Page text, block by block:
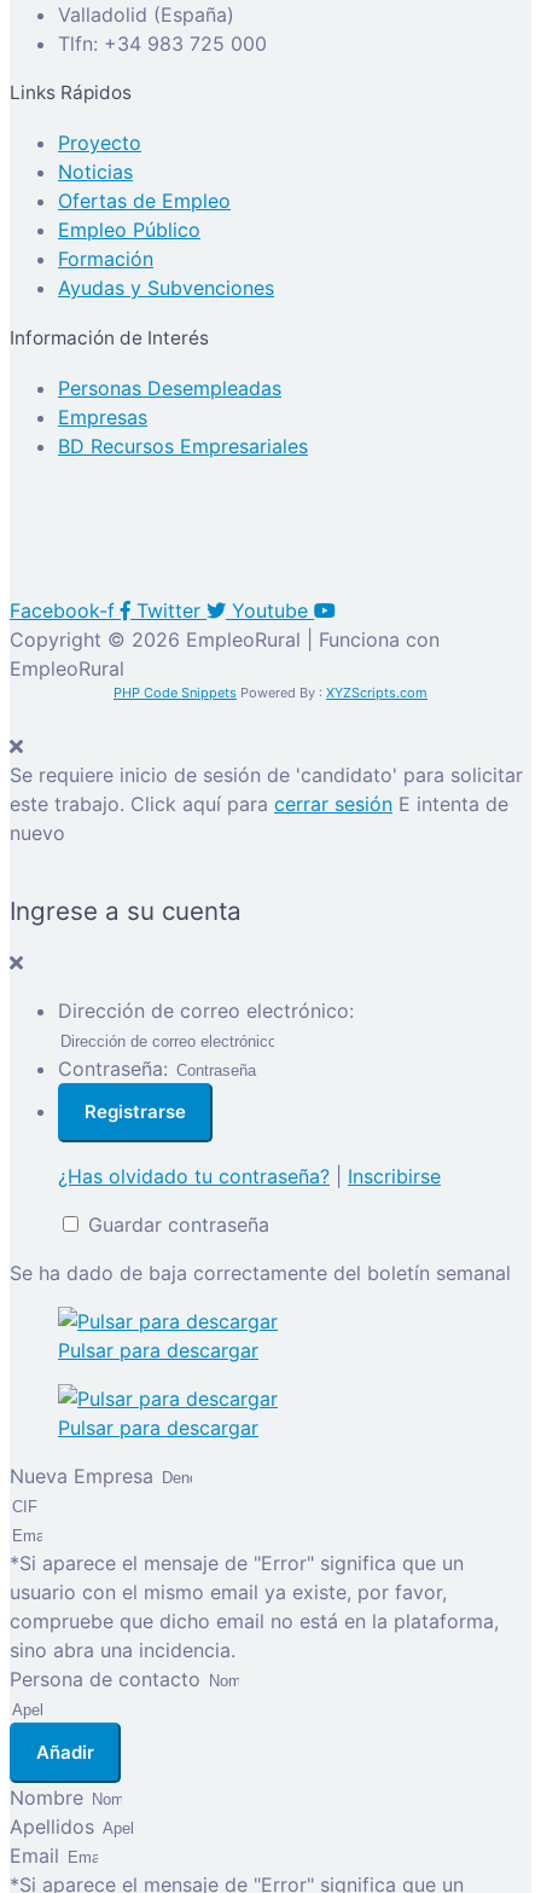
Valladolid (España)
Tlfn: +34 983 725 000
Links Rápidos
Proyecto
Noticias
Ofertas de Empleo
Empleo Público
Formación
Ayudas y Subvenciones
Información de Interés
Personas Desempleadas
Empresas
BD Recursos Empresariales
Facebook-f Twitter
Youtube
Copyright © 2026 EmpleoRural | Funciona con
EmpleoRural
PHP Code Snippets Powered By : XYZScripts.com
Se requiere inicio de sesión de 'candidato' para solicitar
este trabajo. Click aquí para cerrar sesión E intenta de
nuevo
Ingrese a su cuenta
Dirección de correo electrónico:
Contraseña:
¿Has olvidado tu contraseña?
Inscribirse
Guardar contraseña
Se ha dado de baja correctamente del boletín semanal
Pulsar para descargar
Pulsar para descargar
Nueva Empresa
*Si aparece el mensaje de "Error" significa que un
usuario con el mismo email ya existe, por favor,
compruebe que dicho email no está en la plataforma,
sino abra una incidencia.
Persona de contacto
Añadir
Nombre
Apellidos
Email
*Si aparece el mensaje de "Error" significa que un